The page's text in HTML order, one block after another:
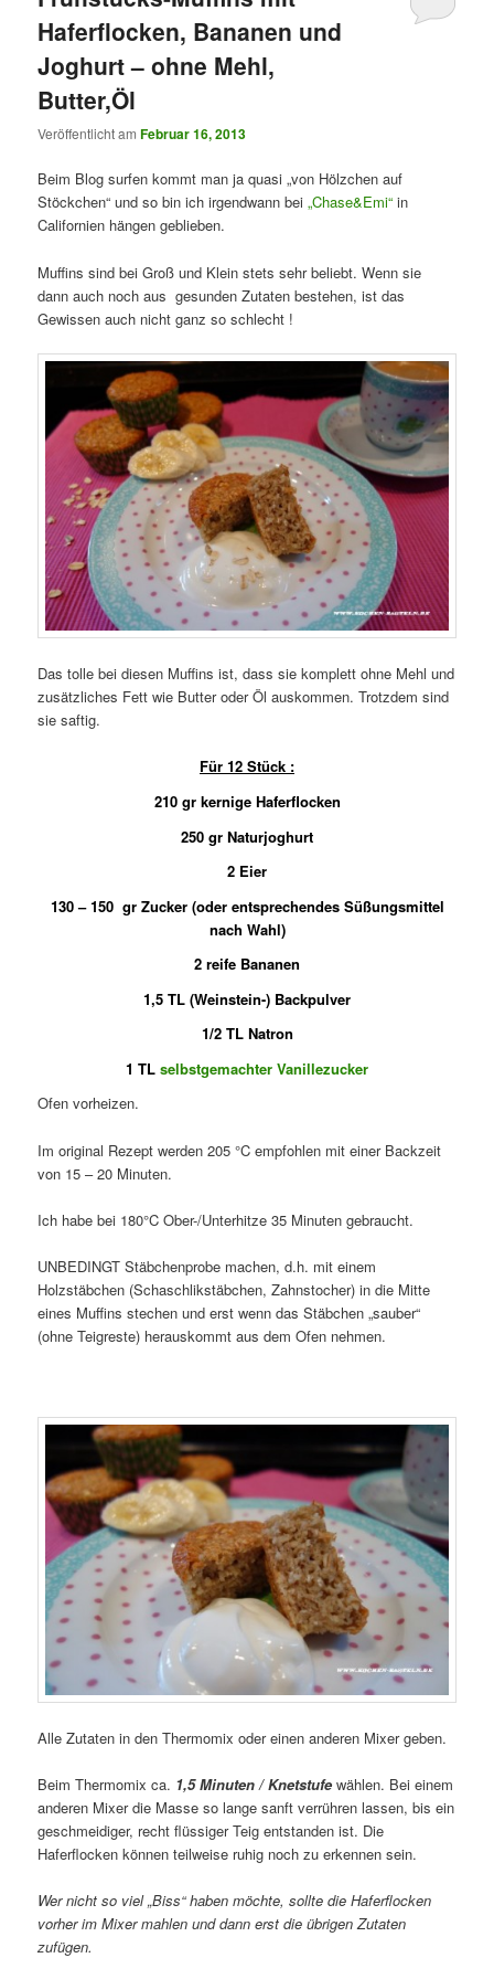
Haferflocken, Bananen und
Joghurt – ohne Mehl,
Butter,Öl
Veröffentlicht amFebruar 16, 2013
Beim Blog surfen kommt man ja quasi „von Hölzchen auf
Stöckchen“ und so bin ich irgendwann bei„Chase&Emi“ in
Californien hängen geblieben.
Muffins sind bei Groß und Klein stets sehr beliebt. Wenn sie
dann auch noch aus gesunden Zutaten bestehen, ist das
Gewissen auch nicht ganz so schlecht !
Das tolle bei diesen Muffins ist, dass sie komplett ohne Mehl und
zusätzliches Fett wie Butter oder Öl auskommen. Trotzdem sind
sie saftig.
Für 12 Stück :
210 gr kernige Haferflocken
250 gr Naturjoghurt
2 Eier
130 – 150 gr Zucker (oder entsprechendes Süßungsmittel
nach Wahl)
2 reife Bananen
1,5 TL (Weinstein-) Backpulver
1/2 TL Natron
1 TL selbstgemachter Vanillezucker
Ofen vorheizen.
Im original Rezept werden 205 °C empfohlen mit einer Backzeit
von 15 – 20 Minuten.
Ich habe bei 180°C Ober-/Unterhitze 35 Minuten gebraucht.
UNBEDINGT Stäbchenprobe machen, d.h. mit einem
Holzstäbchen (Schaschlikstäbchen, Zahnstocher) in die Mitte
eines Muffins stechen und erst wenn das Stäbchen „sauber“
(ohne Teigreste) herauskommt aus dem Ofen nehmen.
Alle Zutaten in den Thermomix oder einen anderen Mixer geben.
Beim Thermomix ca. 1,5 Minuten / Knetstufe wählen. Bei einem
anderen Mixer die Masse so lange sanft verrühren lassen, bis ein
geschmeidiger, recht flüssiger Teig entstanden ist. Die
Haferflocken können teilweise ruhig noch zu erkennen sein.
Wer nicht so viel „Biss“ haben möchte, sollte die Haferflocken
vorher im Mixer mahlen und dann erst die übrigen Zutaten
zufügen.